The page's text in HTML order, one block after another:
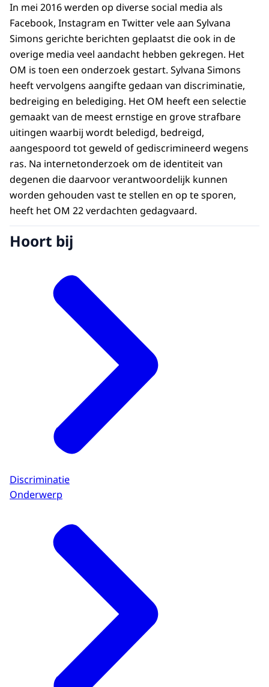
In mei 2016 werden op diverse social media als
Facebook, Instagram en Twitter vele aan Sylvana
Simons gerichte berichten geplaatst die ook in de
overige media veel aandacht hebben gekregen. Het
OM is toen een onderzoek gestart. Sylvana Simons
heeft vervolgens aangifte gedaan van discriminatie,
bedreiging en belediging. Het OM heeft een selectie
gemaakt van de meest ernstige en grove strafbare
uitingen waarbij wordt beledigd, bedreigd,
aangespoord tot geweld of gediscrimineerd wegens
ras. Na internetonderzoek om de identiteit van
degenen die daarvoor verantwoordelijk kunnen
worden gehouden vast te stellen en op te sporen,
heeft het OM 22 verdachten gedagvaard.
Hoort bij
Discriminatie
Onderwerp